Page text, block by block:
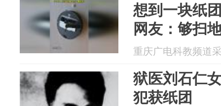
想到一块纸
网友：够扫
重庆广电科教频道
狱医刘石仁
犯获纸团